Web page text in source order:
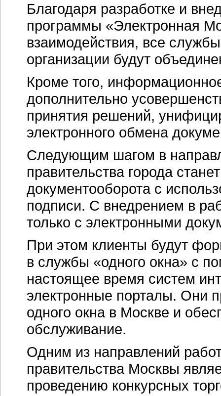
Благодаря разработке и
программы «Электронная
взаимодействия, все
организации будут
Кроме того,
дополнительно
принятия решений,
электронного обмена
Следующим шагом в
правительства города
документооборота с
подписи. С внедрением в
только с электронными
При этом клиенты будут
в службы «одного окна» с
настоящее время систем
электронные порталы. Они
одного окна в Москве и
обслуживание.
Одним из направлений
правительства Москвы
проведению конкурсных